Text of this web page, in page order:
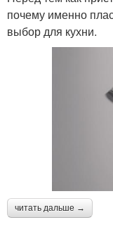
почему именно
выбор для кухни.
читать дальше →